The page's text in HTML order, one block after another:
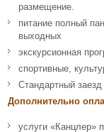
размещение.
питание полный
выходных
экскурсионная
спортивные,
Стандартный
Дополнительно
услуги «Канцлер»